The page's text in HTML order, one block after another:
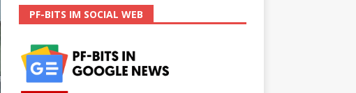
PF-BITS IM SOCIAL WEB